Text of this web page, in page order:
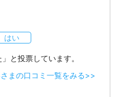
はい
と投票しています。
まの口コミ一覧をみる>>